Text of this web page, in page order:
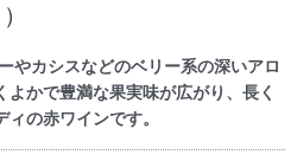
やカシスなどのベリー系の深いアロ
かで豊満な果実味が広がり、長く
の赤ワインです。